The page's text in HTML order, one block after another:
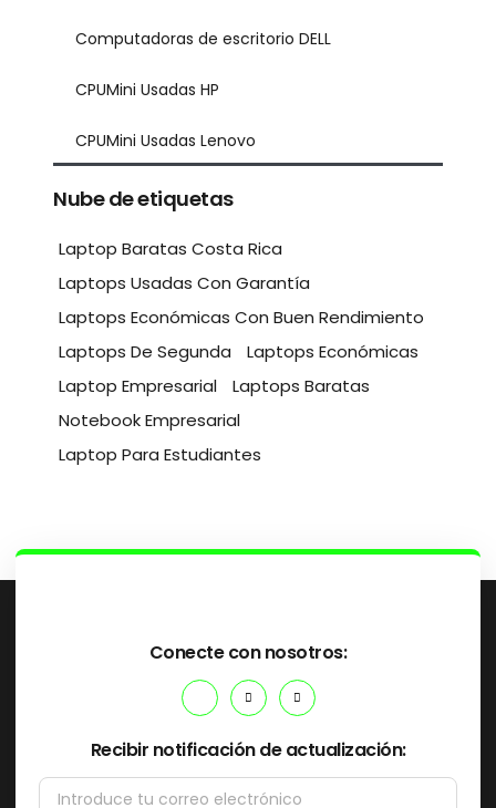
Computadoras de escritorio DELL
CPUMini Usadas HP
CPUMini Usadas Lenovo
Nube de etiquetas
Laptop Baratas Costa Rica
Laptops Usadas Con Garantía
Laptops Económicas Con Buen Rendimiento
Laptops De Segunda
Laptops Económicas
Laptop Empresarial
Laptops Baratas
Notebook Empresarial
Laptop Para Estudiantes
Conecte con nosotros:
Recibir notificación de actualización: